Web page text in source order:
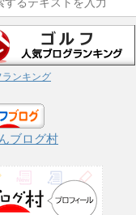
ランキング
ブログ村